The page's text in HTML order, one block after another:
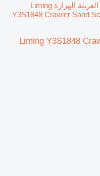
جديد آلة الغربلة الهزازة Liming
Y3S1848 Crawler Sand
Liming Y3S1848